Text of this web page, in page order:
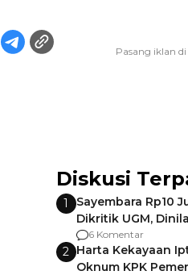
Diskusi
1
Sayembara Rp10
Dikritik UGM,
Gagalnya Negara
6 Komentar
2 Harta Kekayaan
Oknum KPK